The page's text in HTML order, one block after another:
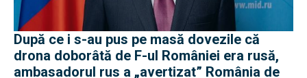
După ce i s-au pus pe masă dovezile că
drona doborâtă de F-ul României era rusă,
ambasadorul rus a „avertizat” România de